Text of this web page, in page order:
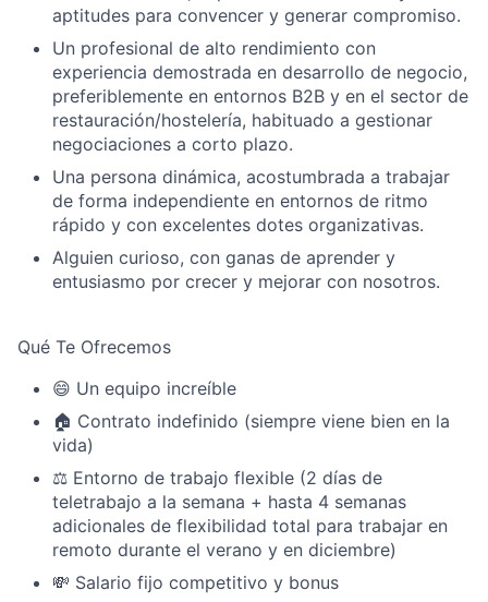
aptitudes para convencer y generar compromiso.
Un profesional de alto rendimiento con
experiencia demostrada en desarrollo de negocio,
preferiblemente en entornos B2B y en el sector de
restauración/hostelería, habituado a gestionar
negociaciones a corto plazo.
Una persona dinámica, acostumbrada a trabajar
de forma independiente en entornos de ritmo
rápido y con excelentes dotes organizativas.
Alguien curioso, con ganas de aprender y
entusiasmo por crecer y mejorar con nosotros.
Qué Te Ofrecemos
😄 Un equipo increíble
🏠 Contrato indefinido (siempre viene bien en la
vida)
⚖️ Entorno de trabajo flexible (2 días de
teletrabajo a la semana + hasta 4 semanas
adicionales de flexibilidad total para trabajar en
remoto durante el verano y en diciembre)
💸 Salario fijo competitivo y bonus